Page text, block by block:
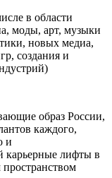
в области
моды, арт, музыки
новых медиа,
создания и
образ России,
каждого,
и
карьерные лифты в